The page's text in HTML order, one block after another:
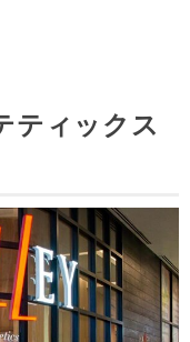
ティックス